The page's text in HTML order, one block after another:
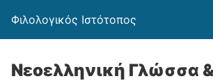
Φιλολογικός Ιστότοπος
Νεοελληνική Γλώσσα